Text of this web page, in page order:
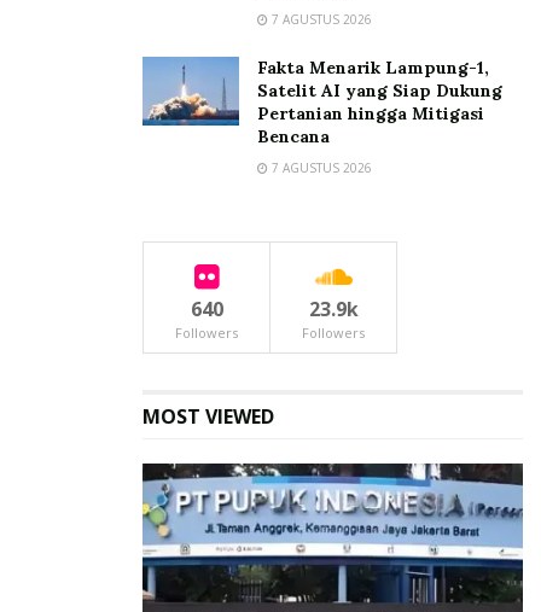
7 AGUSTUS 2026
Fakta Menarik Lampung-1,
Satelit AI yang Siap Dukung
Pertanian hingga Mitigasi
Bencana
7 AGUSTUS 2026
640
Followers
23.9k
Followers
MOST VIEWED